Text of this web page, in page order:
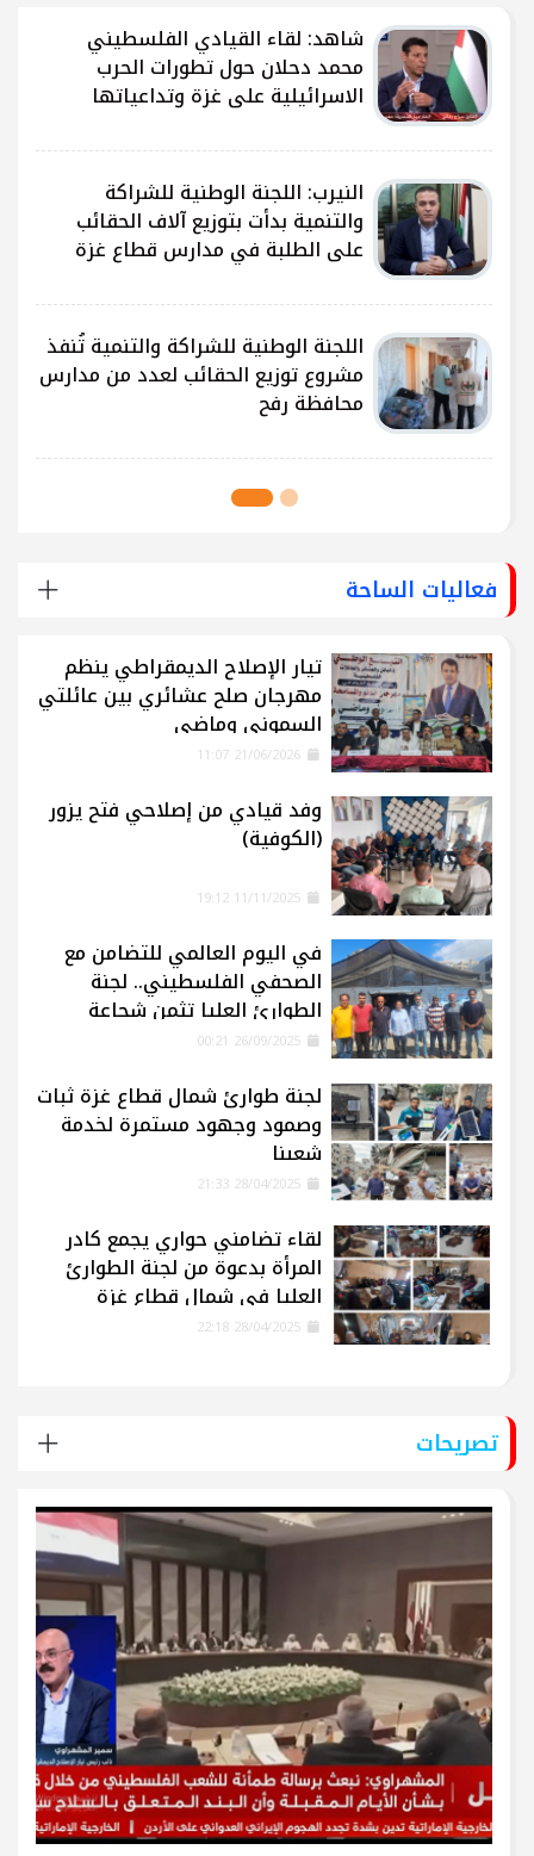
شاهد: لقاء القيادي الفلسطيني
محمد دحلان حول تطورات الحرب
الاسرائيلية على غزة وتداعياتها
النيرب: اللجنة الوطنية للشراكة
والتنمية بدأت بتوزيع آلاف الحقائب
على الطلبة في مدارس قطاع غزة
اللجنة الوطنية للشراكة والتنمية تُنفذ
مشروع توزيع الحقائب لعدد من مدارس
محافظة رفح
فعاليات الساحة
تيار الإصلاح الديمقراطي ينظم
مهرجان صلح عشائري بين عائلتي
السموني وماضي
وفد قيادي من إصلاحي فتح يزور
(الكوفية)
في اليوم العالمي للتضامن مع
الصحفي الفلسطيني.. لجنة
الطوارئ العليا تثمن شجاعة
الإعلاميين في غزة
لجنة طوارئ شمال قطاع غزة ثبات
وصمود وجهود مستمرة لخدمة
شعبنا
لقاء تضامني حواري يجمع كادر
المرأة بدعوة من لجنة الطوارئ
العليا في شمال قطاع غزة
تصريحات